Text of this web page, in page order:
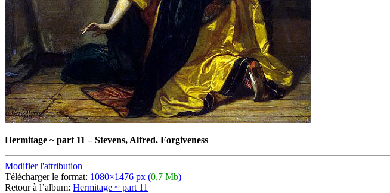
Hermitage ~ part 11 –Stevens, Alfred. Forgiveness
Modifier l'attribution
Télécharger le format: 1080×1476 px (0,7 Mb)
Retour à l’album: Hermitage ~ part 11